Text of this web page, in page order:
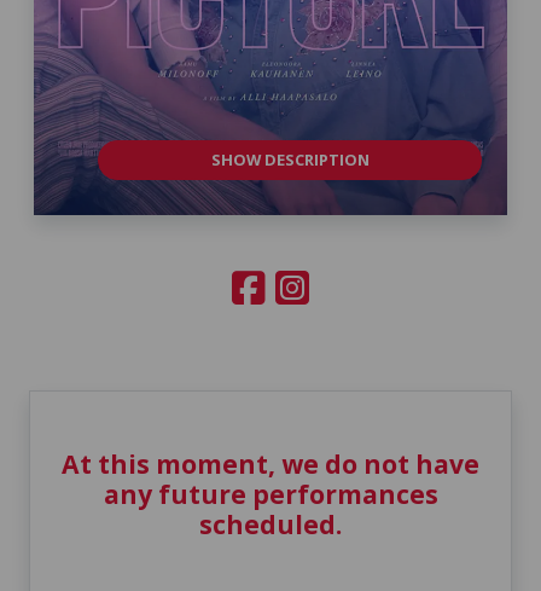
SHOW DESCRIPTION
At this moment, we do not have
any future performances
scheduled.